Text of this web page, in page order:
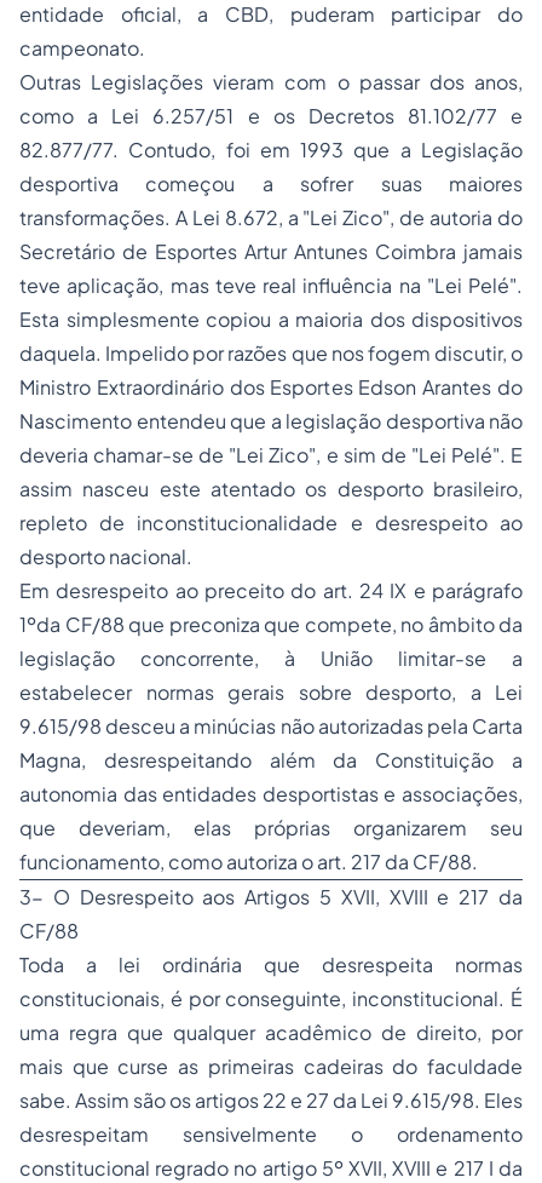
entidade oficial, a CBD, puderam participar do
campeonato.
Outras Legislações vieram com o passar dos anos,
como a Lei 6.257/51 e os Decretos 81.102/77 e
82.877/77. Contudo, foi em 1993 que a Legislação
desportiva começou a sofrer suas maiores
transformações. A Lei 8.672, a "Lei Zico", de autoria do
Secretário de Esportes Artur Antunes Coimbra jamais
teve aplicação, mas teve real influência na "Lei Pelé".
Esta simplesmente copiou a maioria dos dispositivos
daquela. Impelido por razões que nos fogem discutir, o
Ministro Extraordinário dos Esportes Edson Arantes do
Nascimento entendeu que a legislação desportiva não
deveria chamar-se de "Lei Zico", e sim de "Lei Pelé". E
assim nasceu este atentado os desporto brasileiro,
repleto de inconstitucionalidade e desrespeito ao
desporto nacional.
Em desrespeito ao preceito do art. 24 IX e parágrafo
1ºda CF/88 que preconiza que compete, no âmbito da
legislação concorrente, à União limitar-se a
estabelecer normas gerais sobre desporto, a Lei
9.615/98 desceu a minúcias não autorizadas pela Carta
Magna, desrespeitando além da Constituição a
autonomia das entidades desportistas e associações,
que deveriam, elas próprias organizarem seu
funcionamento, como autoriza o art. 217 da CF/88.
3- O Desrespeito aos Artigos 5 XVII, XVIII e 217 da
CF/88
Toda a lei ordinária que desrespeita normas
constitucionais, é por conseguinte, inconstitucional. É
uma regra que qualquer acadêmico de direito, por
mais que curse as primeiras cadeiras do faculdade
sabe. Assim são os artigos 22 e 27 da Lei 9.615/98. Eles
desrespeitam sensivelmente o ordenamento
constitucional regrado no artigo 5º XVII, XVIII e 217 I da